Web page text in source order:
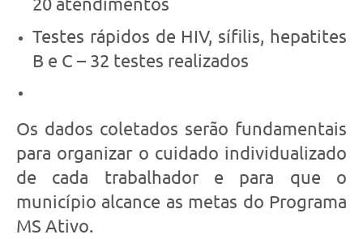
Testes rápidos de HIV, sífilis, hepatites
B e C – 32 testes realizados
Os dados coletados serão fundamentais
para organizar o cuidado individualizado
de cada trabalhador e para que o
município alcance as metas do Programa
MS Ativo.